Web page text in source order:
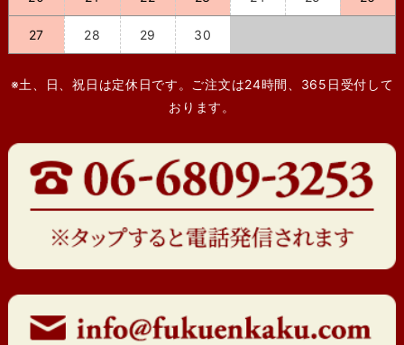
27 28 29 30
※土、日、祝日は定休日です。ご注文は24時間、365日受付して
おります。